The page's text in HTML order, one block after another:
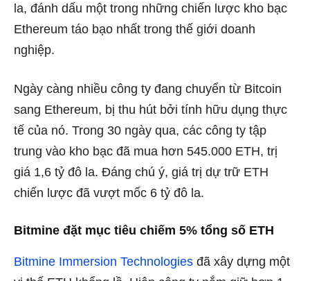
la, đánh dấu một trong những chiến lược kho bạc
Ethereum táo bạo nhất trong thế giới doanh
nghiệp.
Ngày càng nhiều công ty đang chuyển từ Bitcoin
sang Ethereum, bị thu hút bởi tính hữu dụng thực
tế của nó. Trong 30 ngày qua, các công ty tập
trung vào kho bạc đã mua hơn 545.000 ETH, trị
giá 1,6 tỷ đô la. Đáng chú ý, giá trị dự trữ ETH
chiến lược đã vượt mốc 6 tỷ đô la.
Bitmine đặt mục tiêu chiếm 5% tổng số ETH
Bitmine Immersion Technologies đã xây dựng một